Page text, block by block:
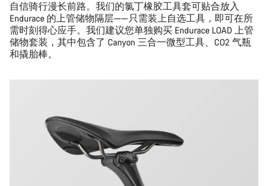
自信骑行漫长前路。我们的氯丁橡胶工具套可贴合放入
Endurace 的上管储物隔层——只需装上自选工具，即可在所
需时刻得心应手。我们建议您单独购买 Endurace LOAD 上管
储物套装，其中包含了 Canyon 三合一微型工具、CO2 气瓶
和撬胎棒。